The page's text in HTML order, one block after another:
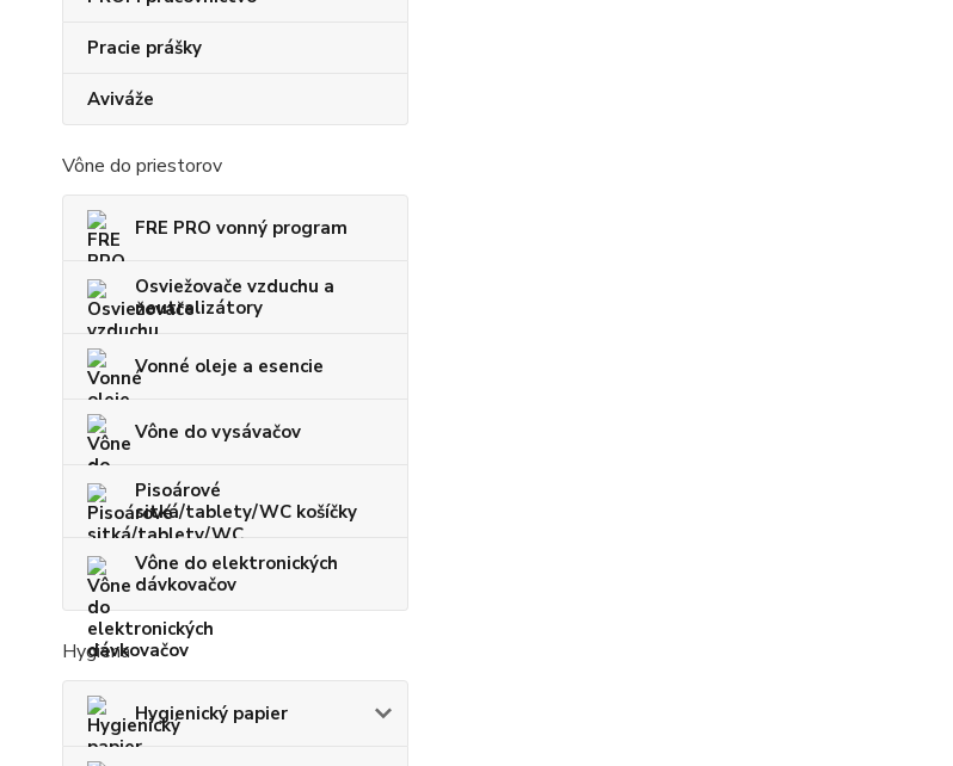
Pracie prášky
Aviváže
Vône do priestorov
FRE PRO vonný program
Osviežovače vzduchu a
neutralizátory
Vonné oleje a esencie
Vône do vysávačov
Pisoárové
sitká/tablety/WC košíčky
Vône do elektronických
dávkovačov
Hygiena
Hygienický papier